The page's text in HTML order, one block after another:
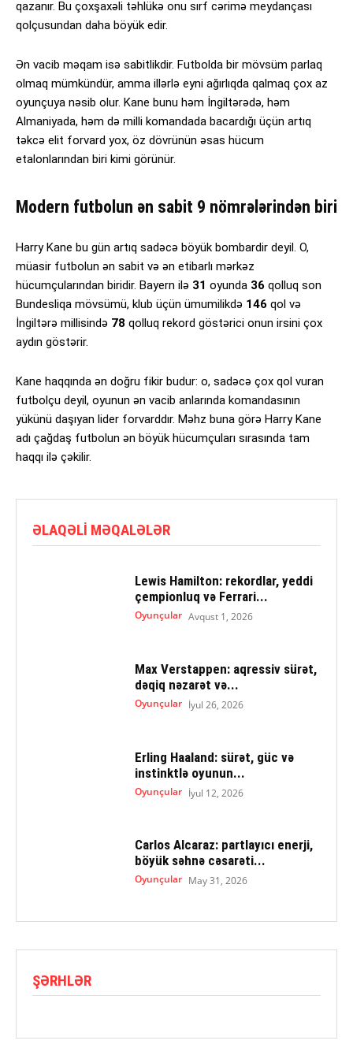
qazanır. Bu çoxşaxəli təhlükə onu sırf cərimə meydançası
qolçusundan daha böyük edir.
Ən vacib məqam isə sabitlikdir. Futbolda bir mövsüm parlaq
olmaq mümkündür, amma illərlə eyni ağırlıqda qalmaq çox az
oyunçuya nəsib olur. Kane bunu həm İngiltərədə, həm
Almaniyada, həm də milli komandada bacardığı üçün artıq
təkcə elit forvard yox, öz dövrünün əsas hücum
etalonlarından biri kimi görünür.
Modern futbolun ən sabit 9 nömrələrindən biri
Harry Kane bu gün artıq sadəcə böyük bombardir deyil. O,
müasir futbolun ən sabit və ən etibarlı mərkəz
hücumçularından biridir. Bayern ilə 31 oyunda 36 qolluq son
Bundesliqa mövsümü, klub üçün ümumilikdə 146 qol və
İngiltərə millisində 78 qolluq rekord göstərici onun irsini çox
aydın göstərir.
Kane haqqında ən doğru fikir budur: o, sadəcə çox qol vuran
futbolçu deyil, oyunun ən vacib anlarında komandasının
yükünü daşıyan lider forvarddır. Məhz buna görə Harry Kane
adı çağdaş futbolun ən böyük hücumçuları sırasında tam
haqqı ilə çəkilir.
ƏLAQƏLI MƏQALƏLƏR
Lewis Hamilton: rekordlar, yeddi
çempionluq və Ferrari...
Oyunçular Avqust 1, 2026
Max Verstappen: aqressiv sürət,
dəqiq nəzarət və...
Oyunçular İyul 26, 2026
Erling Haaland: sürət, güc və
instinktlə oyunun...
Oyunçular İyul 12, 2026
Carlos Alcaraz: partlayıcı enerji,
böyük səhnə cəsarəti...
Oyunçular May 31, 2026
ŞƏRHLƏR